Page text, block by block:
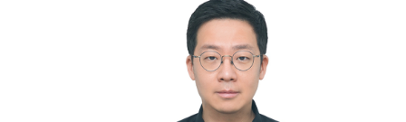
글로벌 역량 강화 및 현장 지원 내실화, 국제교류협력 성과 및
데이터 관리 체계 고도화 등에 대해 자문과 권고, 제안을
수행하게 된다. 윤 교수는 위촉 직후 열린 전체 회의에서
경기도교육청은 K-Edu 국제화와 교육 분야 국제교류협력의
대표 거점으로 빠르게 성장하고 있다 며, 다양한 문화권 교육